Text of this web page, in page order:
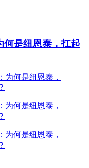
何是纽恩泰，扛起